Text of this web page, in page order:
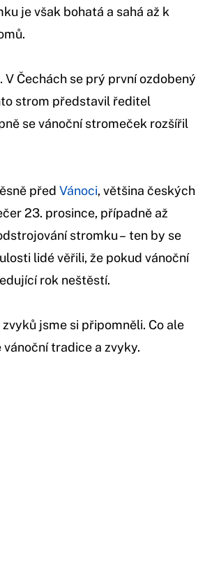
je však bohatá a sahá až k
Čechách se prý první ozdobený
strom představil ředitel
se vánoční stromeček rozšířil
před Vánoci, většina českých
23. prosince, případně až
stromku – ten by se
lidé věřili, že pokud vánoční
rok neštěstí.
zvyků jsme si připomněli. Co ale
tradice a zvyky.